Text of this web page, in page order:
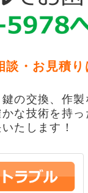
談・お見積
の交換、作
な技術を持
たします！